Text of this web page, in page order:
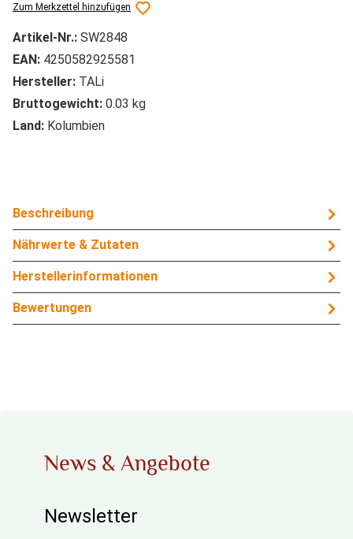
Zum Merkzettel hinzufügen
Artikel-Nr.: SW2848
EAN: 4250582925581
Hersteller: TALi
Bruttogewicht: 0.03 kg
Land: Kolumbien
Beschreibung
Nährwerte & Zutaten
Herstellerinformationen
Bewertungen
News & Angebote
Newsletter